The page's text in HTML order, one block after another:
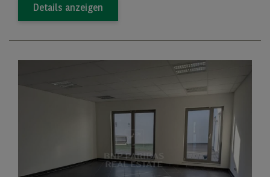
Details anzeigen